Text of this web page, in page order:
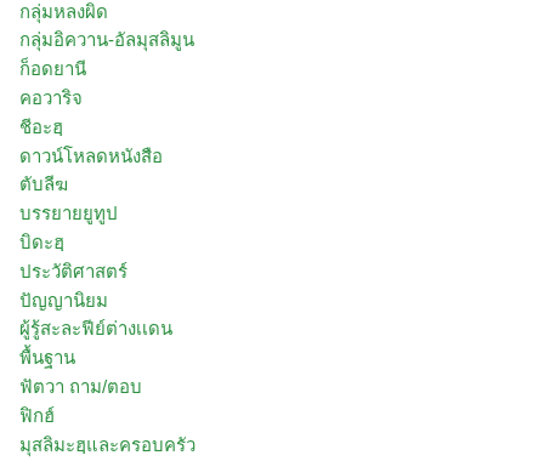
กลุ่มหลงผิด
กลุ่มอิควาน-อัลมุสลิมูน
ก็อดยานี
คอวาริจ
ชีอะฮฺ
ดาวน์โหลดหนังสือ
ตับลีฆ
บรรยายยูทูป
บิดะฮฺ
ประวัติศาสตร์
ปัญญานิยม
ผู้รู้สะละฟีย์ต่างเเดน
พื้นฐาน
ฟัตวา ถาม/ตอบ
ฟิกฮ์
มุสลิมะฮฺและครอบครัว